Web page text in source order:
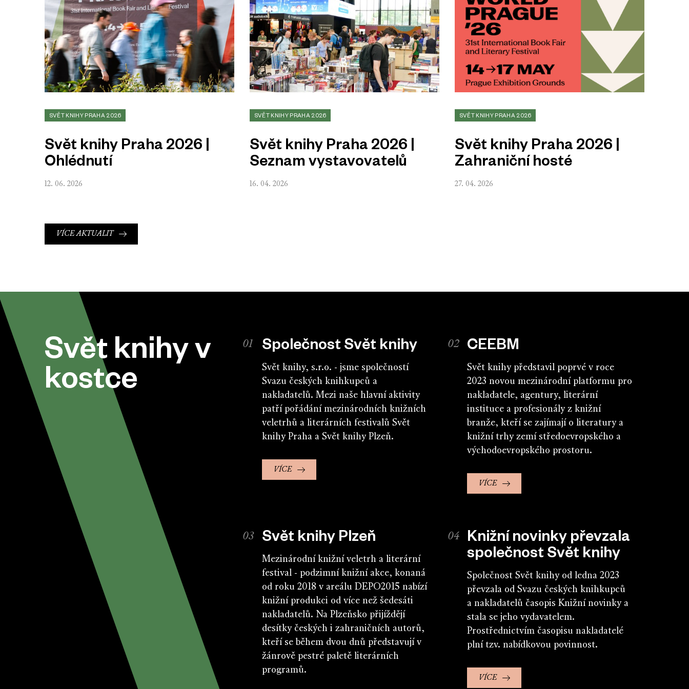
SVĚT KNIHY PRAHA 2026
Svět knihy Praha 2026 |
Ohlédnutí
12. 06. 2026
SVĚT KNIHY PRAHA 2026
Svět knihy Praha 2026 |
Seznam vystavovatelů
16. 04. 2026
SVĚT KNIHY PRAHA 2026
Svět knihy Praha 2026 |
Zahraniční hosté
27. 04. 2026
VÍCE AKTUALIT
Svět knihy v
kostce
Společnost Svět knihy
Svět knihy, s.r.o. - jsme společností
Svazu českých knihkupců a
nakladatelů. Mezi naše hlavní aktivity
patří pořádání mezinárodních knižních
veletrhů a literárních festivalů Svět
knihy Praha a Svět knihy Plzeň.
VÍCE
CEEBM
Svět knihy představil poprvé v roce
2023 novou mezinárodní platformu pro
nakladatele, agentury, literární
instituce a profesionály z knižní
branže, kteří se zajímají o literatury a
knižní trhy zemí středoevropského a
východoevropského prostoru.
VÍCE
Svět knihy Plzeň
Mezinárodní knižní veletrh a literární
festival - podzimní knižní akce, konaná
od roku 2018 v areálu DEPO2015 nabízí
knižní produkci od více než šedesáti
nakladatelů. Na Plzeňsko přijíždějí
desítky českých i zahraničních autorů,
kteří se během dvou dnů představují v
žánrově pestré paletě literárních
programů.
Knižní novinky převzala
společnost Svět knihy
Společnost Svět knihy od ledna 2023
převzala od Svazu českých knihkupců
a nakladatelů časopis Knižní novinky a
stala se jeho vydavatelem.
Prostřednictvím časopisu nakladatelé
plní tzv. nabídkovou povinnost.
VÍCE